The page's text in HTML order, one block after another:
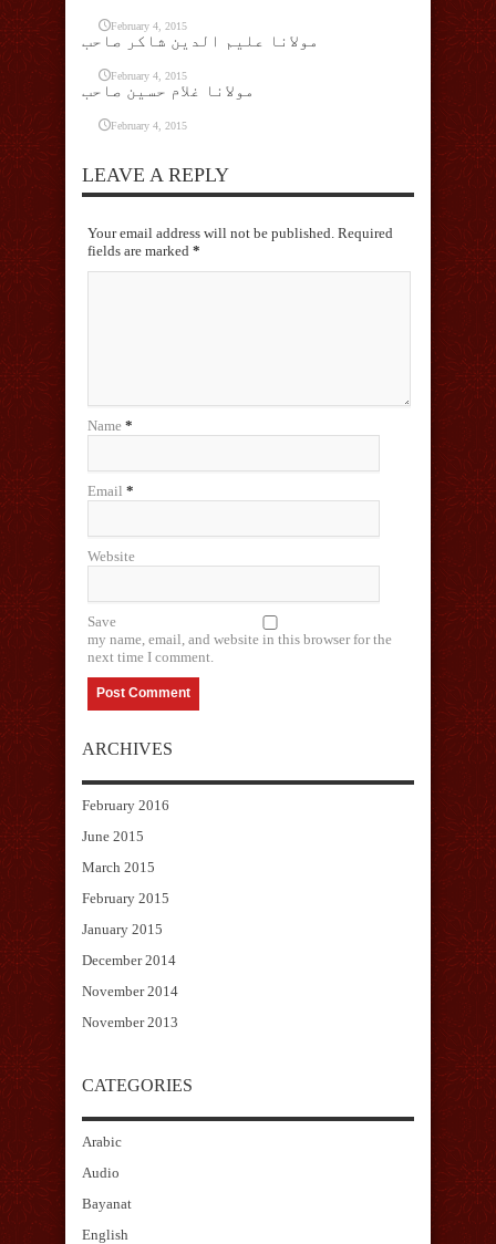
February 4, 2015
مولانا علیم الدین شاکر صاحب
February 4, 2015
مولانا غلام حسین صاحب
February 4, 2015
LEAVE A REPLY
Your email address will not be published. Required
fields are marked *
Name *
Email *
Website
Save
my name, email, and website in this browser for the
next time I comment.
ARCHIVES
February 2016
June 2015
March 2015
February 2015
January 2015
December 2014
November 2014
November 2013
CATEGORIES
Arabic
Audio
Bayanat
English